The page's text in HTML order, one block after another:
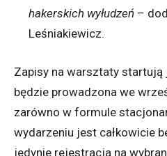
hakerskich wyłudzeń –
Leśniakiewicz.
Zapisy na warsztaty
będzie prowadzona we
zarówno w formule
wydarzeniu jest całkowicie
jedynie rejestracja na